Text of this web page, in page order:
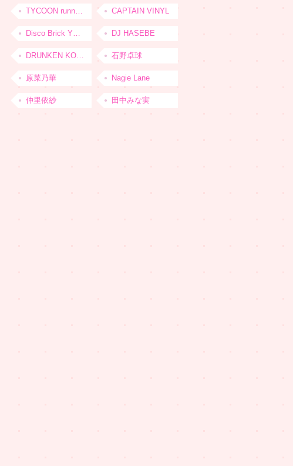
TYCOON running CAPTAIN VINYL
Disco Brick YOKOHAMA DJ HASEBE
DRUNKEN KONG 石野卓球
原菜乃華 Nagie Lane
仲里依紗 田中みな実